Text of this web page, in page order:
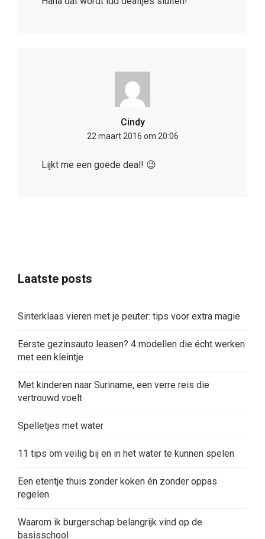
Cindy
22 maart 2016 om 20:06
Lijkt me een goede deal! 😉
Laatste posts
Sinterklaas vieren met je peuter: tips voor extra magie
Eerste gezinsauto leasen? 4 modellen die écht werken
met een kleintje
Met kinderen naar Suriname, een verre reis die
vertrouwd voelt
Spelletjes met water
11 tips om veilig bij en in het water te kunnen spelen
Een etentje thuis zonder koken én zonder oppas
regelen
Waarom ik burgerschap belangrijk vind op de
basisschool